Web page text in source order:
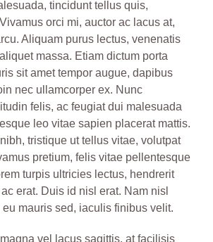
tincidunt tellus quis,
orci mi, auctor ac lacus at,
Aliquam purus lectus, venenatis
massa. Etiam dictum porta
sit amet tempor augue, dapibus
nec ullamcorper ex. Nunc
felis, ac feugiat dui malesuada
leo vitae sapien placerat mattis.
tristique ut tellus vitae, volutpat
pretium, felis vitae pellentesque
turpis ultricies lectus, hendrerit
erat. Duis id nisl erat. Nam nisl
mauris sed, iaculis finibus velit.
vel lacus sagittis, at facilisis